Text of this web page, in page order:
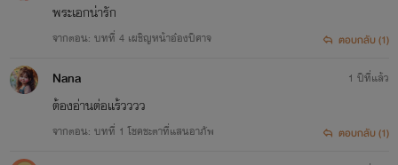
พระเอกน่ารัก
จากตอน: บทที่ 4 เผชิญหน้าอ๋องปีศาจ ตอบกลับ (1)
Nana
ต้องอ่านต่อแร้วววว
จากตอน: บทที่ 1 โชคชะตาที่แสนอาภัพ
1 ปีที่แล้ว
ตอบกลับ (1)